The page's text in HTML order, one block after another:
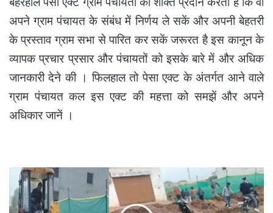
अपने ग्राम पंचायत के संबंध में निर्णय ले सकें और अपनी बेहतरी
के प्रस्ताव ग्राम सभा से पारित कर सकें जरूरत है इस कानून के
व्यापक प्रचार प्रसार और पंचायतों को इसके बारे में और अधिक
जानकारी देने की । फिलहाल तो पेसा एक्ट के अंतर्गत आने वाले
ग्राम पंचायत कल इस एक्ट की महत्ता को समझें और अपने
अधिकार जानें ।
बहुत
कठिन
है